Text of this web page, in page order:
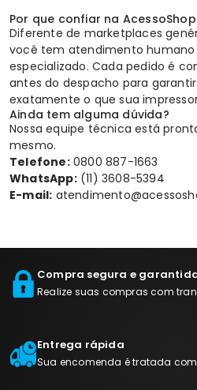
Por que confiar na
Diferente de marketplaces
você tem atendimento
especializado. Cada pedido é
antes do despacho para
exatamente o que sua
Ainda tem alguma dúvida?
Nossa equipe técnica está
mesmo.
Telefone:0800 887-1663
WhatsApp:(11) 3608-5394
E-mail:
Compra segura e
Realize suas compras com
Entrega rápida
Sua encomenda é tratada